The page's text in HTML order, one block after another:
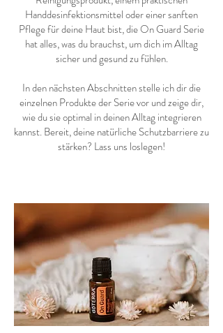
Handdesinfektionsmittel oder einer sanften
Pflege für deine Haut bist, die On Guard Serie
hat alles, was du brauchst, um dich im Alltag
sicher und gesund zu fühlen.
In den nächsten Abschnitten stelle ich dir die
einzelnen Produkte der Serie vor und zeige dir,
wie du sie optimal in deinen Alltag integrieren
kannst. Bereit, deine natürliche Schutzbarriere zu
stärken? Lass uns loslegen!